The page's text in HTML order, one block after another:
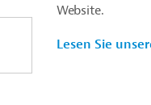
Website.
Lesen Sie